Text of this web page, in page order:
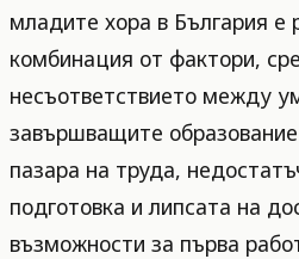
младите хора в България е
комбинация от фактори,
несъответствието между
завършващите
пазара на труда,
подготовка и липсата на
възможности за първа